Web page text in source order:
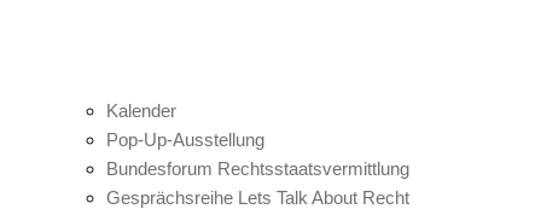
Kalender
Pop-Up-Ausstellung
Bundesforum Rechtsstaatsvermittlung
Gesprächsreihe Lets Talk About Recht